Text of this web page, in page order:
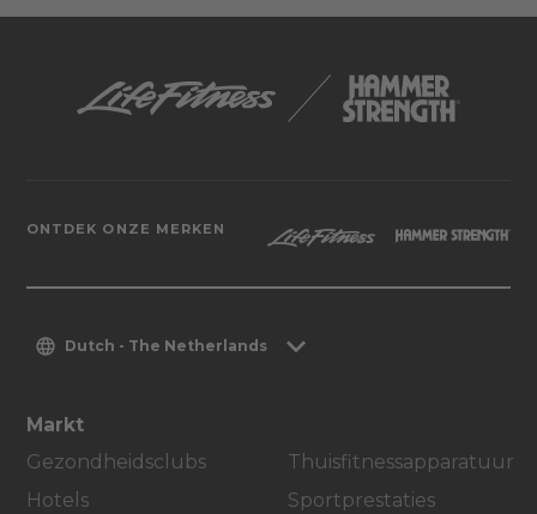
ONTDEK ONZE MERKEN
Dutch - The Netherlands
Markt
Gezondheidsclubs
Hotels
Thuisfitnessapparatuur
Sportprestaties